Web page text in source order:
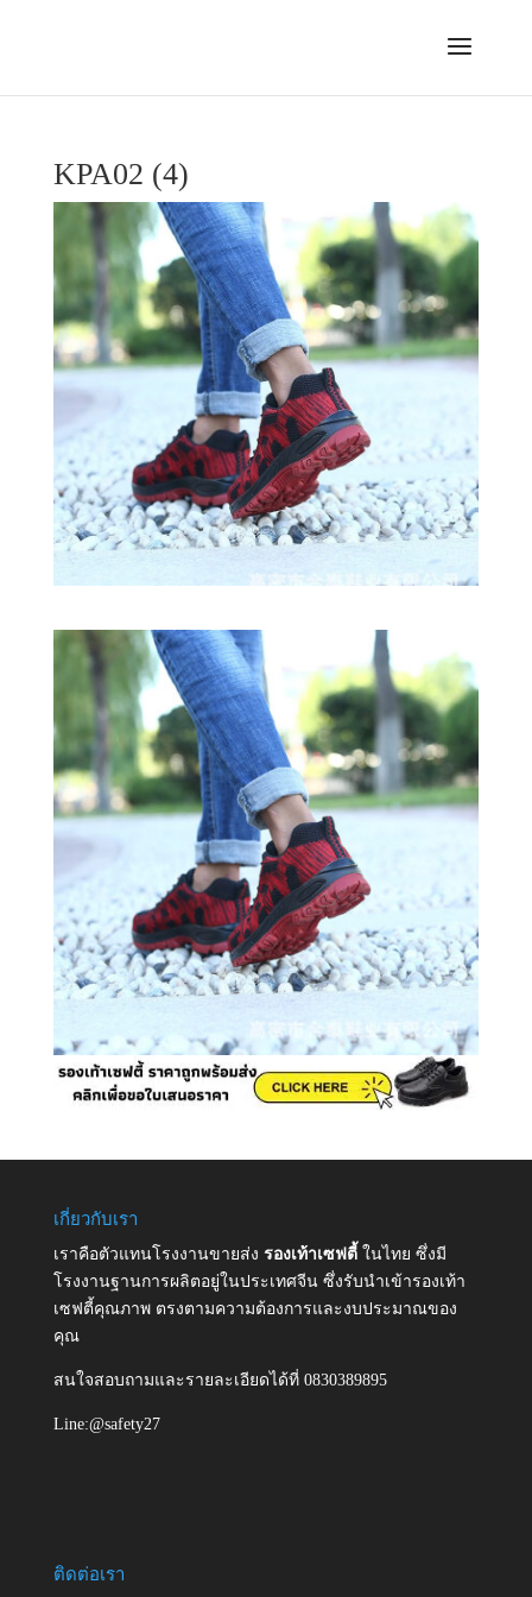
KPA02 (4)
เกี่ยวกับเรา
เราคือตัวแทนโรงงานขายส่ง รองเท้าเซฟตี้ ในไทย ซึ่งมี
โรงงานฐานการผลิตอยู่ในประเทศจีน ซึ่งรับนำเข้ารองเท้า
เซฟตี้คุณภาพ ตรงตามความต้องการและงบประมาณของ
คุณ
สนใจสอบถามและรายละเอียดได้ที่ 0830389895
Line:@safety27
ติดต่อเรา